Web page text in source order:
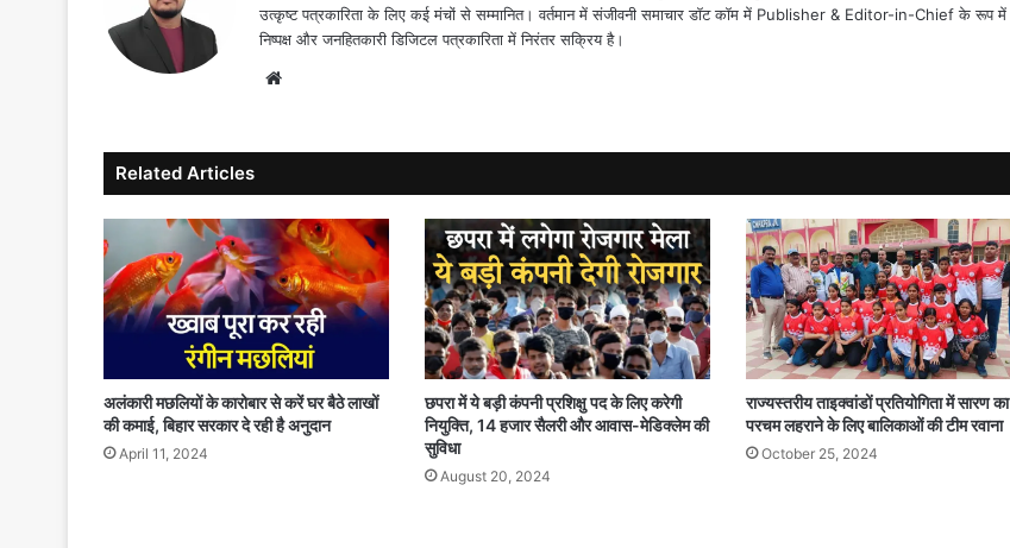
उत्कृष्ट पत्रकारिता के लिए कई मंचों से सम्मानित। वर्तमान में संजीवनी समाचार डॉट कॉम में Publisher & Editor-in-Chief के रूप में
निष्पक्ष और जनहितकारी डिजिटल पत्रकारिता में निरंतर सक्रिय है।
Related Articles
अलंकारी मछलियों के कारोबार से करें घर बैठे लाखों
की कमाई, बिहार सरकार दे रही है अनुदान
April 11, 2024
छपरा में ये बड़ी कंपनी प्रशिक्षु पद के लिए करेगी
नियुक्ति, 14 हजार सैलरी और आवास-मेडिक्लेम की
सुविधा
August 20, 2024
राज्यस्तरीय ताइक्वांडों प्रतियोगिता में सारण का
परचम लहराने के लिए बालिकाओं की टीम रवाना
October 25, 2024